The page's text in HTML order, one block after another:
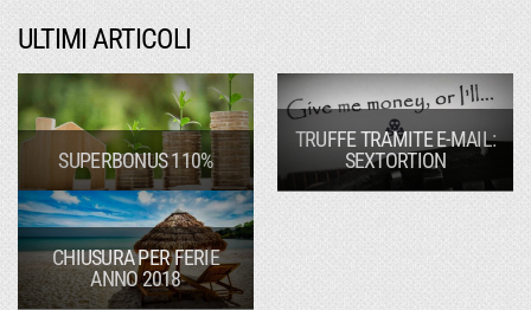
ULTIMI ARTICOLI
SUPERBONUS 110%
TRUFFE TRAMITE E-MAIL:
SEXTORTION
CHIUSURA PER FERIE
ANNO 2018